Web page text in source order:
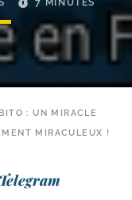
7 MINUTES
: UN MIRACLE
MIRACULEUX !